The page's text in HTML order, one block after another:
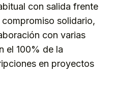
con salida frente
solidario,
con varias
el 100% de la
en proyectos